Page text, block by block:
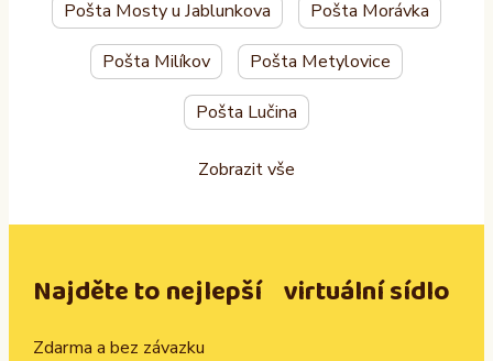
Pošta Mosty u Jablunkova Pošta Morávka
Pošta Milíkov Pošta Metylovice
Pošta Lučina
Zobrazit vše
Najděte to nejlepší virtuální sídlo
Zdarma a bez závazku